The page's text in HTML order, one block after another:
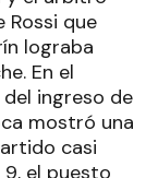
Rossi que
lograba
En el
ingreso de
mostró una
casi
el puesto